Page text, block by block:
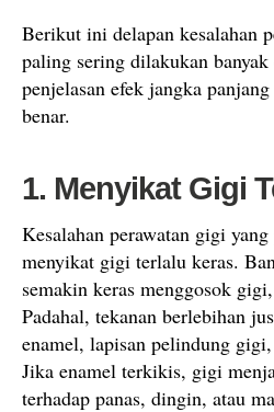
Berikut ini delapan kesalahan
paling sering dilakukan
penjelasan efek jangka
benar.
1. Menyikat Gigi
Kesalahan perawatan gigi
menyikat gigi terlalu keras.
semakin keras menggosok
Padahal, tekanan berlebihan
enamel, lapisan pelindung
Jika enamel terkikis, gigi
terhadap panas, dingin, atau